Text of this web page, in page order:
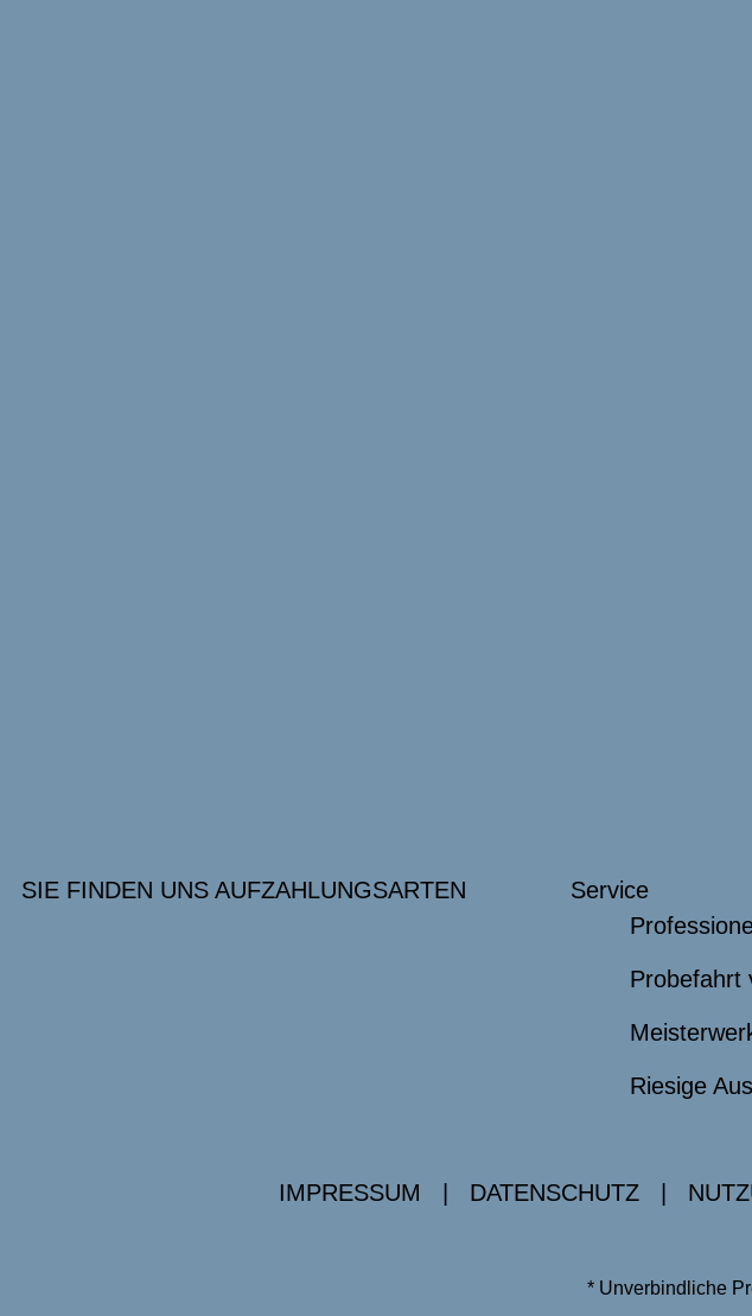
SIE FINDEN UNS AUFZAHLUNGSARTEN
Service
Probefahrt
Riesige
IMPRESSUM DATENSCHUTZ
* Unverbindliche